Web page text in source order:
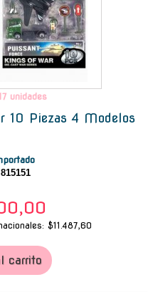
unidades
10 Piezas 4 Modelos
815151
$11.487,60
carrito